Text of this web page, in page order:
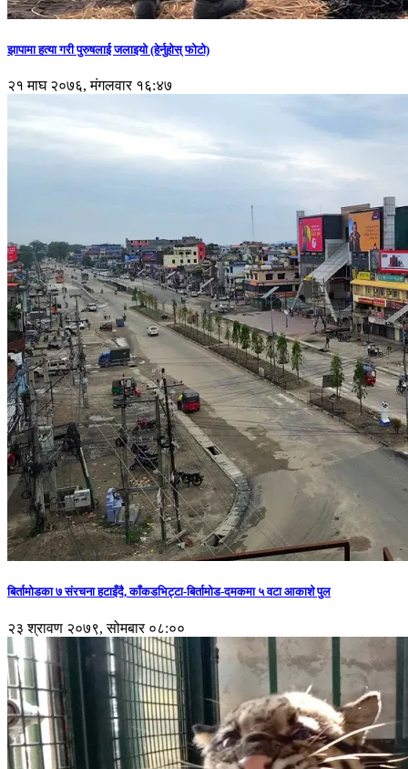
झापामा हत्या गरी पुरुषलाई जलाइयो (हेर्नुहाेस् फाेटाे)
२१ माघ २०७६, मंगलवार १६:४७
बिर्तामोडका ७ संरचना हटाइँदै, काँकडभिट्टा-बिर्तामोड-दमकमा ५ वटा आकाशे पुल
२३ श्रावण २०७९, सोमबार ०८:००